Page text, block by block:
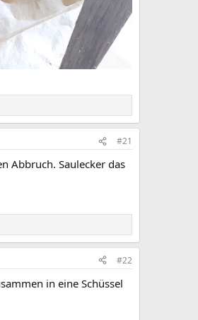
#21
Abbruch. Saulecker das
#22
in eine Schüssel